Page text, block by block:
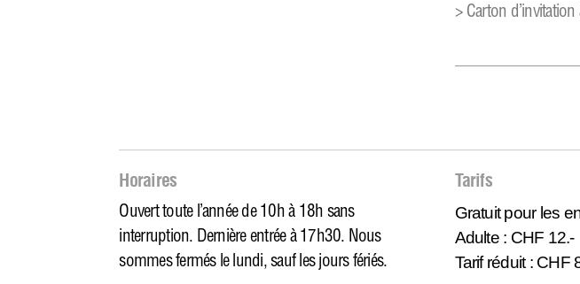
> Carton d’invitation
Horaires
Ouvert toute l’année de 10h à 18h sans
interruption. Dernière entrée à 17h30. Nous
sommes fermés le lundi, sauf les jours fériés.
Tarifs
Gratuit pour les
Adulte : CHF 12.-
Tarif réduit : CHF